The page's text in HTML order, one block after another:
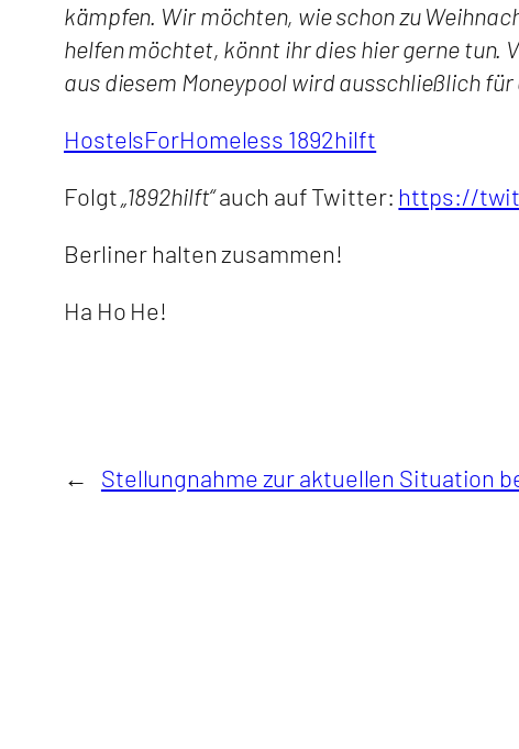
kämpfen. Wir möchten, wie schon zu
helfen möchtet, könnt ihr dies hier gerne tun.
aus diesem Moneypool wird ausschließlich
HostelsForHomeless 1892hilft
Folgt „1892hilft“auch auf Twitter: https://
Berliner halten zusammen!
Ha Ho He!
← Stellungnahme zur aktuellen Situation